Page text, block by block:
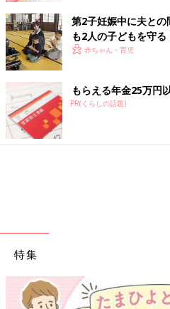
第2子妊娠中に夫と
も2人の子どもを守
ん考えた先に僧侶の
赤ちゃん・育児
もらえる年金25万円
PR(くらしの話題)
特集